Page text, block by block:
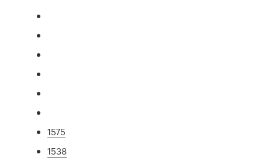
1575
1538